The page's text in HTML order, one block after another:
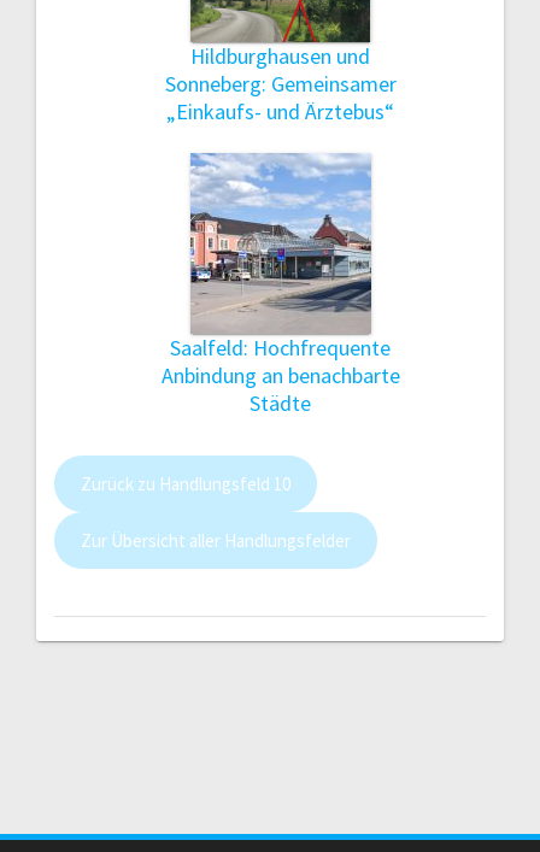
Hildburghausen und
Sonneberg: Gemeinsamer
„Einkaufs- und Ärztebus“
Saalfeld: Hochfrequente
Anbindung an benachbarte
Städte
Zurück zu Handlungsfeld 10
Zur Übersicht aller Handlungsfelder